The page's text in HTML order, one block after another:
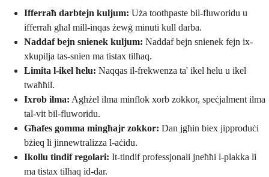
Ifferraħ darbtejn kuljum: Uża toothpaste bil-fluworidu u
ifferraħ għal mill-inqas żewġ minuti kull darba.
Naddaf bejn snienek kuljum: Naddaf bejn snienek fejn ix-
xkupilja tas-snien ma tistax tilħaq.
Limita l-ikel ħelu: Naqqas il-frekwenza ta' ikel ħelu u ikel
twaħħil.
Ixrob ilma: Agħżel ilma minflok xorb zokkor, speċjalment ilma
tal-vit bil-fluworidu.
Għafes gomma mingħajr zokkor: Dan jgħin biex jipproduċi
bżieq li jinnewtralizza l-aċidu.
Ikollu tindif regolari: It-tindif professjonali jneħħi l-plakka li
ma tistax tilħaq id-dar.